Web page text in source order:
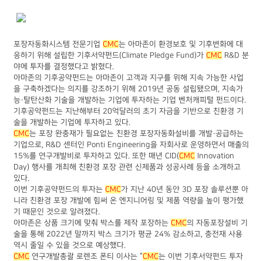
포장자동화시스템 전문기업 CMC는 아마존이 환경보호 및 기후변화에 대
응하기 위해 설립한 기후서약펀드(Climate Pledge Fund)가 CMC R&D 분
야에 투자를 결정했다고 밝혔다.
아마존의 기후공약펀드는 아마존이 고객과 지구를 위해 지속 가능한 사업
을 구축하겠다는 의지를 강조하기 위해 2019년 공동 설립됐으며, 지속가
능·탈탄산화 기술을 개발하는 기업에 투자하는 기업 벤처캐피털 펀드이다.
기후공약펀드는 지난해부터 20억달러의 초기 자금을 기반으로 친환경 기
술을 개발하는 기업에 투자하고 있다.
CMC는 포장 완충재가 필요없는 친환경 포장자동화설비를 개발·공급하는
기업으로, R&D 센터인 Ponti Engineering을 자회사로 운영하면서 매출의
15%를 연구개발비로 투자하고 있다. 또한 매년 CID(CMC Innovation
Day) 행사를 개최해 친환경 포장 관련 신제품과 성공사례 등을 소개하고
있다.
이번 기후공약펀드의 투자는 CMC가 지난 40년 동안 3D 포장 솔루션뿐 아
니라 친환경 포장 개발에 힘써 온 엔지니어링 및 제품 역량을 높이 평가했
기 때문인 것으로 알려졌다.
아마존은 상품 크기에 맞춰 박스를 제작 포장하는 CMC의 자동포장설비 기
술을 통해 2022년 말까지 박스 크기가 평균 24% 감소하고, 충전재 사용
역시 줄일 수 있을 것으로 예상했다.
CMC 연구개발총괄 로렌조 폰티 이사는 “CMC는 이번 기후서약펀드 투자